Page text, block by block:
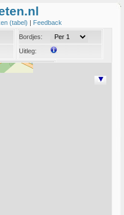
(tabel) | Feedback
Bordjes:
Uitleg: